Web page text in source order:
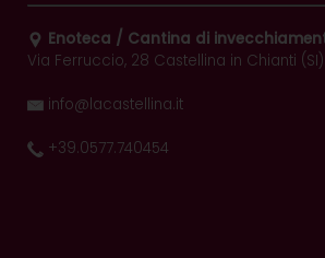
Enoteca / Cantina di
Via Ferruccio, 28 Castellina in Chianti (SI)
info@lacastellina.it
+39.0577.740454